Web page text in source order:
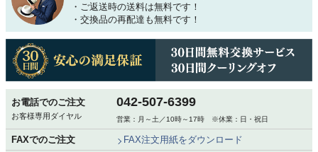
・ご返送時の送料は無料です！
・交換品の再配達も無料です！
お電話でのご注文
お客様専用ダイヤル
042-507-6399
営業：月～土／10時～17時 ※休業：日・祝日
FAXでのご注文
FAX注文用紙をダウンロード